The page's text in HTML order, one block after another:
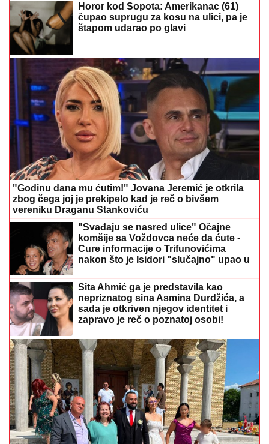
Horor kod Sopota: Amerikanac (61)
čupao suprugu za kosu na ulici, pa je
štapom udarao po glavi
"Godinu dana mu ćutim!" Jovana Jeremić je otkrila
zbog čega joj je prekipelo kad je reč o bivšem
vereniku Draganu Stankoviću
"Svađaju se nasred ulice" Očajne
komšije sa Voždovca neće da ćute -
Cure informacije o Trifunovićima
nakon što je Isidori "slučajno" upao u
Sita Ahmić ga je predstavila kao
nepriznatog sina Asmina Durdžića, a
sada je otkriven njegov identitet i
zapravo je reč o poznatoj osobi!